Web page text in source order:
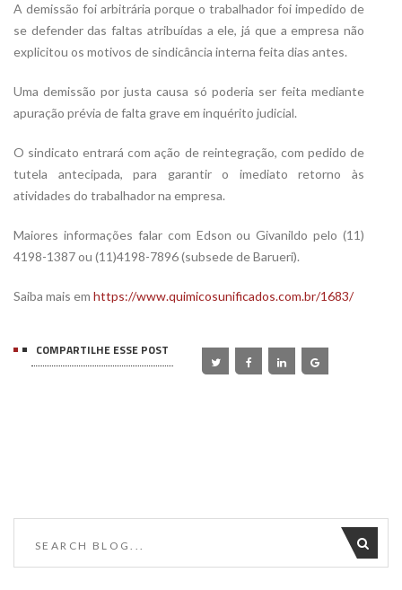
A demissão foi arbitrária porque o trabalhador foi impedido de
se defender das faltas atribuídas a ele, já que a empresa não
explicitou os motivos de sindicância interna feita dias antes.
Uma demissão por justa causa só poderia ser feita mediante
apuração prévia de falta grave em inquérito judicial.
O sindicato entrará com ação de reintegração, com pedido de
tutela antecipada, para garantir o imediato retorno às
atividades do trabalhador na empresa.
Maiores informações falar com Edson ou Givanildo pelo (11)
4198-1387 ou (11)4198-7896 (subsede de Barueri).
Saiba mais em https://www.quimicosunificados.com.br/1683/
COMPARTILHE ESSE POST